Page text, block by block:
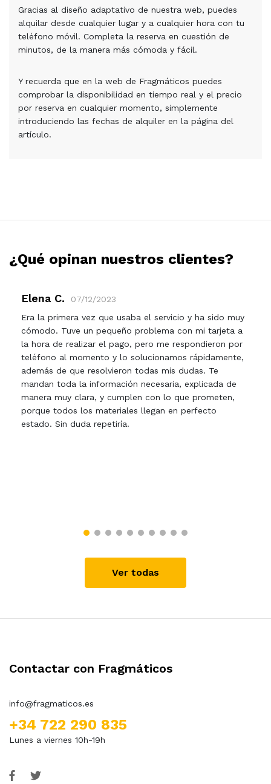
Gracias al diseño adaptativo de nuestra web, puedes
alquilar desde cualquier lugar y a cualquier hora con tu
teléfono móvil. Completa la reserva en cuestión de
minutos, de la manera más cómoda y fácil.
Y recuerda que en la web de Fragmáticos puedes
comprobar la disponibilidad en tiempo real y el precio
por reserva en cualquier momento, simplemente
introduciendo las fechas de alquiler en la página del
artículo.
¿Qué opinan nuestros clientes?
Elena C.
07/12/2023
Era la primera vez que usaba el servicio y ha sido muy
cómodo. Tuve un pequeño problema con mi tarjeta a
la hora de realizar el pago, pero me respondieron por
teléfono al momento y lo solucionamos rápidamente,
además de que resolvieron todas mis dudas. Te
mandan toda la información necesaria, explicada de
manera muy clara, y cumplen con lo que prometen,
porque todos los materiales llegan en perfecto
estado. Sin duda repetiría.
Ver todas
Contactar con Fragmáticos
info@fragmaticos.es
+34 722 290 835
Lunes a viernes 10h-19h